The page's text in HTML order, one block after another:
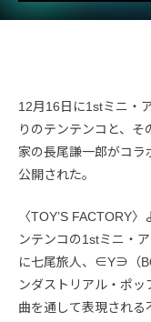
12月16日に1stミニ・
りのテンテンコと、
家の長尾謙一郎がコラ
公開された。
〈TOY’S FACTORY
ンテンコの1stミニ・
に七尾旅人、∈Y∋（
ンダストリアル・ポ
曲を通して表現され